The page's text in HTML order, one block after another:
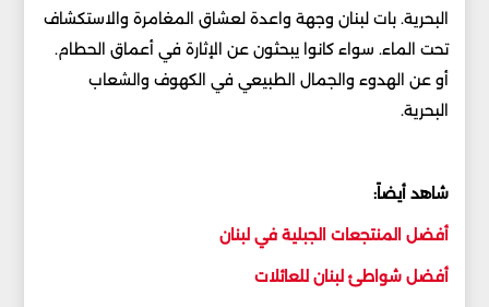
البحرية. بات لبنان وجهة واعدة لعشاق المغامرة والاستكشاف
تحت الماء. سواء كانوا يبحثون عن الإثارة في أعماق الحطام.
أو عن الهدوء والجمال الطبيعي في الكهوف والشعاب
البحرية.
شاهد أيضاً:
أفضل المنتجعات الجبلية في لبنان
أفضل شواطئ لبنان للعائلات